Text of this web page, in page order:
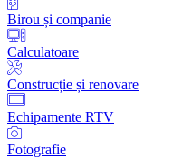
Birou și companie
Calculatoare
Construcție și renovare
Echipamente RTV
Fotografie